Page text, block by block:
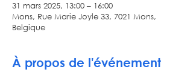
31 mars 2025, 13:00 – 16:00
Mons, Rue Marie Joyle 33, 7021 Mons,
Belgique
À propos de l'événement